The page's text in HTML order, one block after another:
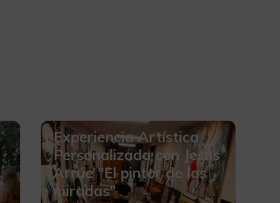
Experiencia Artística
Personalizada con Jesús
Arrúe "El pintor de las
miradas"